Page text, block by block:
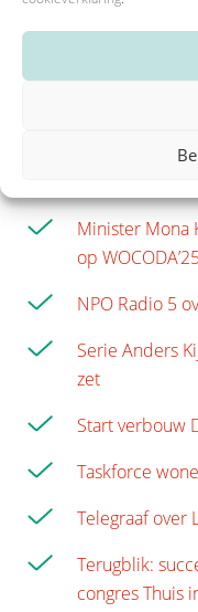
Langer thuis
Liv inn
Minister Mona
op
NPO Radio 5
Serie Anders
zet
Start verbouw
Taskforce
Telegraaf over
Terugblik:
congres Thuis